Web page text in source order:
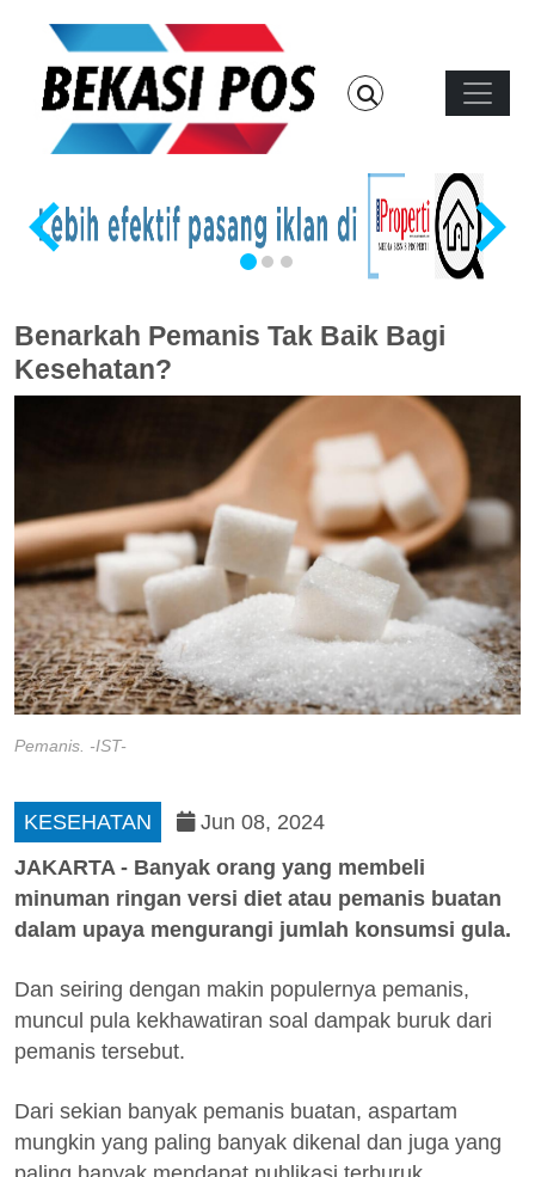
Main
Benarkah Pemanis Tak Baik Bagi
Kesehatan?
Pemanis. -IST-
KESEHATAN
Jun 08, 2024
JAKARTA - Banyak orang yang membeli
minuman ringan versi diet atau pemanis buatan
dalam upaya mengurangi jumlah konsumsi gula.
Dan seiring dengan makin populernya pemanis,
muncul pula kekhawatiran soal dampak buruk dari
pemanis tersebut.
Dari sekian banyak pemanis buatan, aspartam
mungkin yang paling banyak dikenal dan juga yang